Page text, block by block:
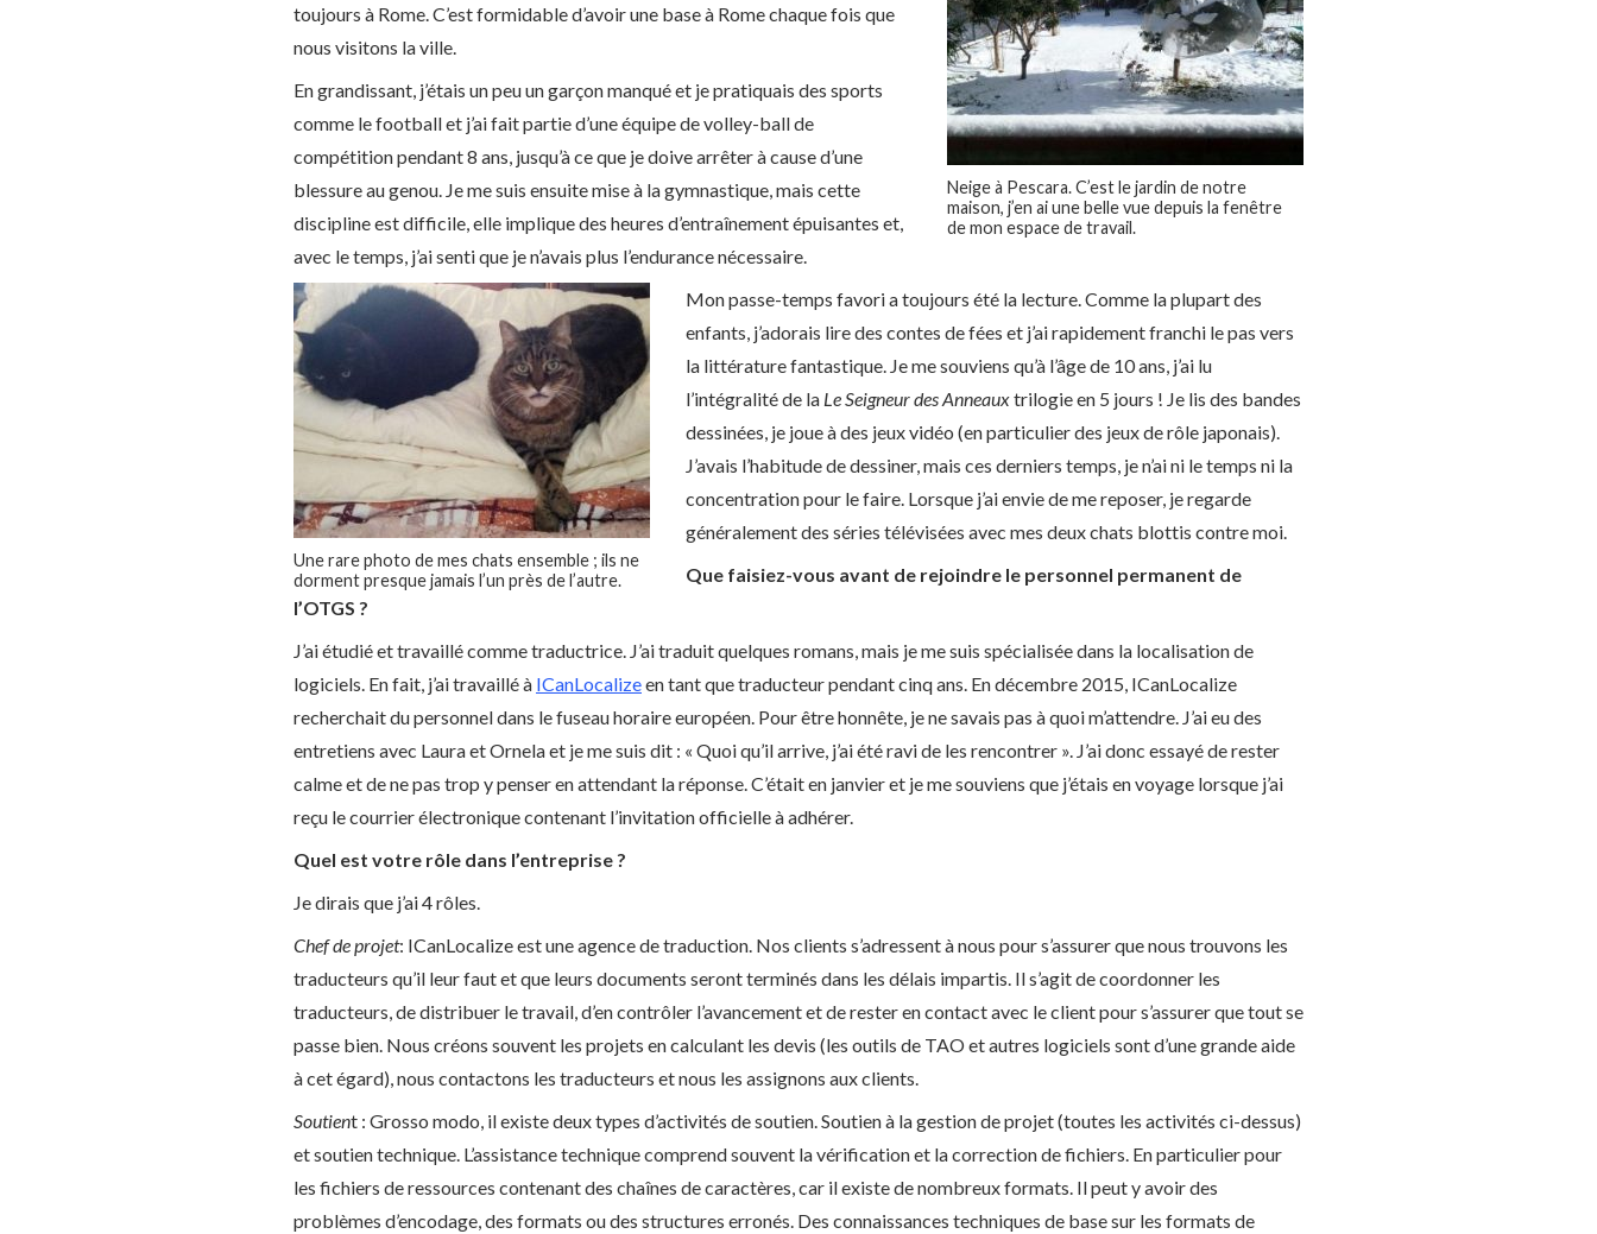
Neige à Pescara. C’est le jardin de notre
maison, j’en ai une belle vue depuis la fenêtre
de mon espace de travail.
toujours à Rome. C’est formidable d’avoir une base à Rome chaque fois que
nous visitons la ville.
En grandissant, j’étais un peu un garçon manqué et je pratiquais des sports
comme le football et j’ai fait partie d’une équipe de volley-ball de
compétition pendant 8 ans, jusqu’à ce que je doive arrêter à cause d’une
blessure au genou. Je me suis ensuite mise à la gymnastique, mais cette
discipline est difficile, elle implique des heures d’entraînement épuisantes et,
avec le temps, j’ai senti que je n’avais plus l’endurance nécessaire.
Une rare photo de mes chats ensemble ; ils ne
dorment presque jamais l’un près de l’autre.
Mon passe-temps favori a toujours été la lecture. Comme la plupart des
enfants, j’adorais lire des contes de fées et j’ai rapidement franchi le pas vers
la littérature fantastique. Je me souviens qu’à l’âge de 10 ans, j’ai lu
l’intégralité de la Le Seigneur des Anneauxtrilogie en 5 jours ! Je lis des bandes
dessinées, je joue à des jeux vidéo (en particulier des jeux de rôle japonais).
J’avais l’habitude de dessiner, mais ces derniers temps, je n’ai ni le temps ni la
concentration pour le faire. Lorsque j’ai envie de me reposer, je regarde
généralement des séries télévisées avec mes deux chats blottis contre moi.
Que faisiez-vous avant de rejoindre le personnel permanent de
l’OTGS ?
J’ai étudié et travaillé comme traductrice. J’ai traduit quelques romans, mais je me suis spécialisée dans la localisation de
logiciels. En fait, j’ai travaillé à ICanLocalizeen tant que traducteur pendant cinq ans. En décembre 2015, ICanLocalize
recherchait du personnel dans le fuseau horaire européen. Pour être honnête, je ne savais pas à quoi m’attendre. J’ai eu des
entretiens avec Laura et Ornela et je me suis dit : « Quoi qu’il arrive, j’ai été ravi de les rencontrer ». J’ai donc essayé de rester
calme et de ne pas trop y penser en attendant la réponse. C’était en janvier et je me souviens que j’étais en voyage lorsque j’ai
reçu le courrier électronique contenant l’invitation officielle à adhérer.
Quel est votre rôle dans l’entreprise ?
Je dirais que j’ai 4 rôles.
Chef de projet: ICanLocalize est une agence de traduction. Nos clients s’adressent à nous pour s’assurer que nous trouvons les
traducteurs qu’il leur faut et que leurs documents seront terminés dans les délais impartis. Il s’agit de coordonner les
traducteurs, de distribuer le travail, d’en contrôler l’avancement et de rester en contact avec le client pour s’assurer que tout se
passe bien. Nous créons souvent les projets en calculant les devis (les outils de TAO et autres logiciels sont d’une grande aide
à cet égard), nous contactons les traducteurs et nous les assignons aux clients.
Soutient : Grosso modo, il existe deux types d’activités de soutien. Soutien à la gestion de projet (toutes les activités ci-dessus)
et soutien technique. L’assistance technique comprend souvent la vérification et la correction de fichiers. En particulier pour
les fichiers de ressources contenant des chaînes de caractères, car il existe de nombreux formats. Il peut y avoir des
problèmes d’encodage, des formats ou des structures erronés. Des connaissances techniques de base sur les formats de